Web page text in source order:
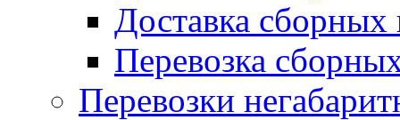
Доставка сборных
Перевозка
Перевозки